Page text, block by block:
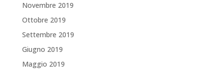
Novembre 2019
Ottobre 2019
Settembre 2019
Giugno 2019
Maggio 2019